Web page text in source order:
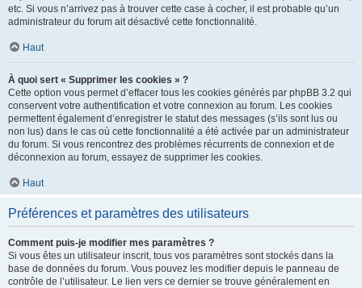
etc. Si vous n’arrivez pas à trouver cette case à cocher, il est probable qu’un
administrateur du forum ait désactivé cette fonctionnalité.
Haut
À quoi sert « Supprimer les cookies » ?
Cette option vous permet d’effacer tous les cookies générés par phpBB 3.2 qui
conservent votre authentification et votre connexion au forum. Les cookies
permettent également d’enregistrer le statut des messages (s’ils sont lus ou
non lus) dans le cas où cette fonctionnalité a été activée par un administrateur
du forum. Si vous rencontrez des problèmes récurrents de connexion et de
déconnexion au forum, essayez de supprimer les cookies.
Haut
Préférences et paramètres des utilisateurs
Comment puis-je modifier mes paramètres ?
Si vous êtes un utilisateur inscrit, tous vos paramètres sont stockés dans la
base de données du forum. Vous pouvez les modifier depuis le panneau de
contrôle de l’utilisateur. Le lien vers ce dernier se trouve généralement en